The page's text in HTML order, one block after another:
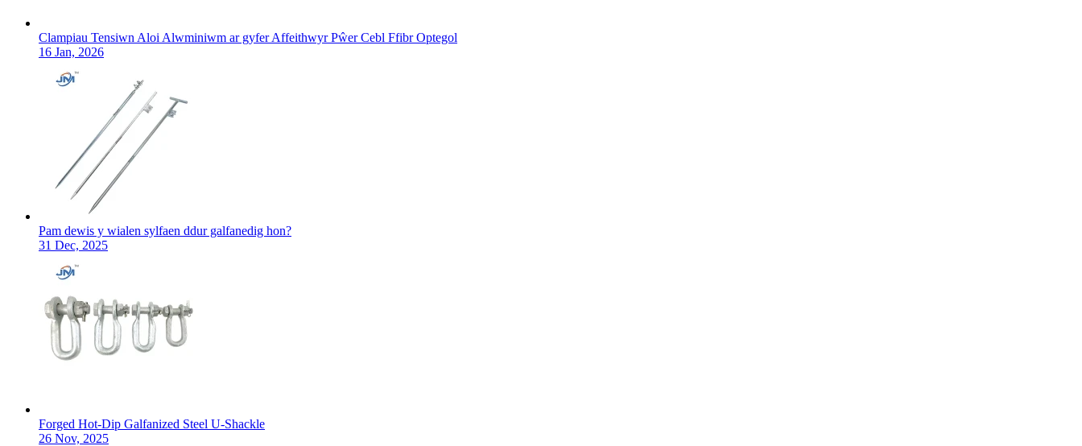
Clampiau Tensiwn Aloi Alwminiwm ar gyfer Affeithwyr Pŵer Cebl Ffibr Optegol
16 Jan, 2026
Pam dewis y wialen sylfaen ddur galfanedig hon?
31 Dec, 2025
Forged Hot-Dip Galfanized Steel U-Shackle
26 Nov, 2025